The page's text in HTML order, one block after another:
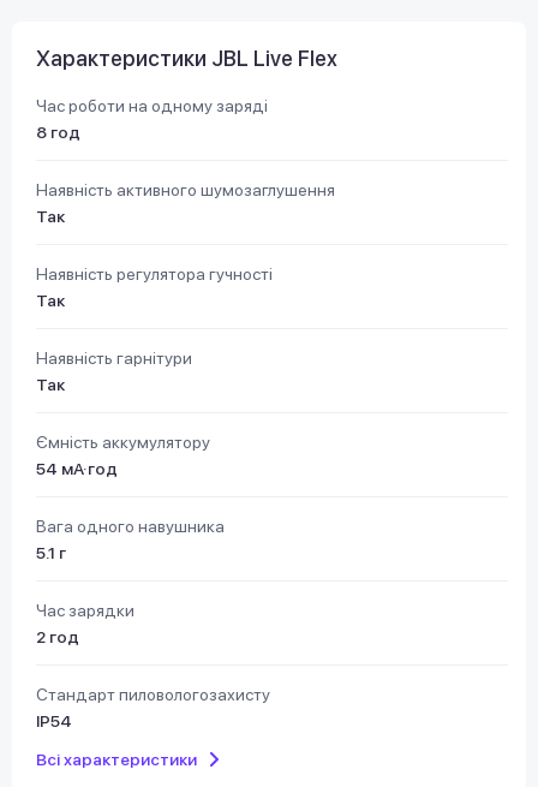
Характеристики JBL Live Flex
Час роботи на одному заряді
8 год
Наявність активного шумозаглушення
Так
Наявність регулятора гучності
Так
Наявність гарнітури
Так
Ємність аккумулятору
54 мА·год
Вага одного навушника
5.1 г
Час зарядки
2 год
Стандарт пиловологозахисту
IP54
Всі характеристики